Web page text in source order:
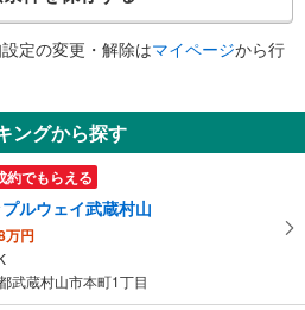
定の変更・解除はマイページから行
ングから探す
約でもらえる
ルウェイ武蔵村山
万円
武蔵村山市本町1丁目